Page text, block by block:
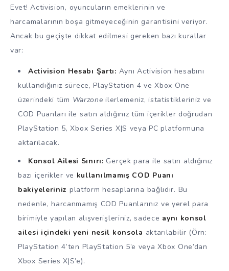
Evet! Activision, oyuncuların emeklerinin ve
harcamalarının boşa gitmeyeceğinin garantisini veriyor.
Ancak bu geçişte dikkat edilmesi gereken bazı kurallar
var:
Activision Hesabı Şartı: Aynı Activision hesabını
kullandığınız sürece, PlayStation 4 ve Xbox One
üzerindeki tüm Warzone ilerlemeniz, istatistikleriniz ve
COD Puanları ile satın aldığınız tüm içerikler doğrudan
PlayStation 5, Xbox Series X|S veya PC platformuna
aktarılacak.
Konsol Ailesi Sınırı: Gerçek para ile satın aldığınız
bazı içerikler ve kullanılmamış COD Puanı
bakiyeleriniz platform hesaplarına bağlıdır. Bu
nedenle, harcanmamış COD Puanlarınız ve yerel para
birimiyle yapılan alışverişleriniz, sadece aynı konsol
ailesi içindeki yeni nesil konsola aktarılabilir (Örn:
PlayStation 4’ten PlayStation 5’e veya Xbox One’dan
Xbox Series X|S’e).